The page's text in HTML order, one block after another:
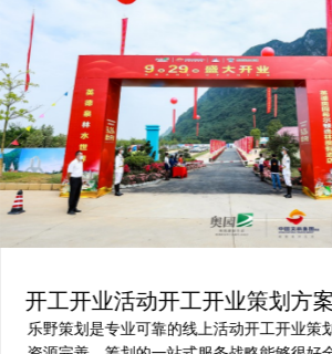
开工开业活动开工开业策划方
的活动与众不同
乐野策划是专业可靠的线上活动开工开业策